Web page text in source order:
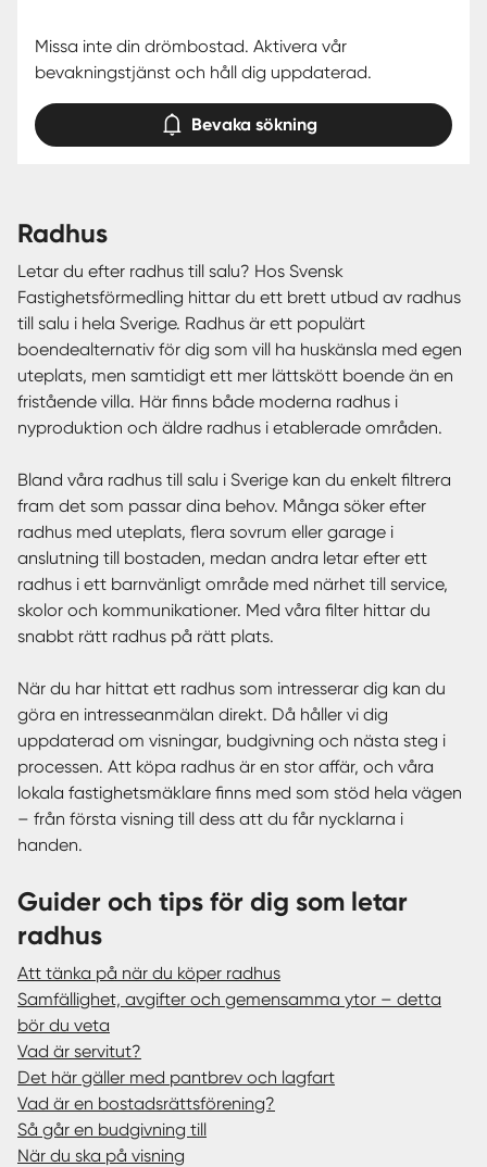
Missa inte din drömbostad. Aktivera vår
bevakningstjänst och håll dig uppdaterad.
Bevaka sökning
radhus
Letar du efter radhus till salu? Hos Svensk
Fastighetsförmedling hittar du ett brett utbud av radhus
till salu i hela Sverige. Radhus är ett populärt
boendealternativ för dig som vill ha huskänsla med egen
uteplats, men samtidigt ett mer lättskött boende än en
fristående villa. Här finns både moderna radhus i
nyproduktion och äldre radhus i etablerade områden.
Bland våra radhus till salu i Sverige kan du enkelt filtrera
fram det som passar dina behov. Många söker efter
radhus med uteplats, flera sovrum eller garage i
anslutning till bostaden, medan andra letar efter ett
radhus i ett barnvänligt område med närhet till service,
skolor och kommunikationer. Med våra filter hittar du
snabbt rätt radhus på rätt plats.
När du har hittat ett radhus som intresserar dig kan du
göra en intresseanmälan direkt. Då håller vi dig
uppdaterad om visningar, budgivning och nästa steg i
processen. Att köpa radhus är en stor affär, och våra
lokala fastighetsmäklare finns med som stöd hela vägen
– från första visning till dess att du får nycklarna i
handen.
Guider och tips för dig som letar
radhus
Att tänka på när du köper radhus
Samfällighet, avgifter och gemensamma ytor – detta
bör du veta
Vad är servitut?
Det här gäller med pantbrev och lagfart
Vad är en bostadsrättsförening?
Så går en budgivning till
När du ska på visning